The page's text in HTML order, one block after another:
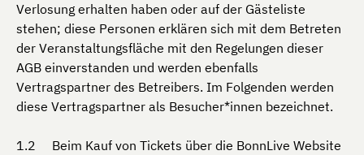
Verlosung erhalten haben oder auf der Gästeliste
stehen; diese Personen erklären sich mit dem Betreten
der Veranstaltungsfläche mit den Regelungen dieser
AGB einverstanden und werden ebenfalls
Vertragspartner des Betreibers. Im Folgenden werden
diese Vertragspartner als Besucher*innen bezeichnet.
Beim Kauf von Tickets über die BonnLive Website